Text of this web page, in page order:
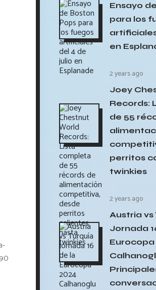
Ensayo
para los
en
2 years ago
Joey
Records:
de 55
perritos
twinkies
2 years ago
Austria vs
Jornada
Eurocopa